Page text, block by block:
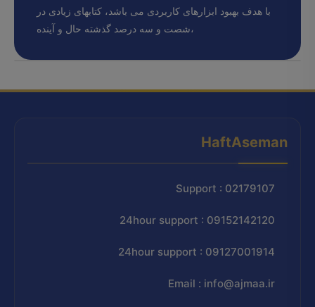
با هدف بهبود ابزارهای کاربردی می باشد، کتابهای زیادی در
شصت و سه درصد گذشته حال و آینده،
HaftAseman
Support : 02179107
24hour support : 09152142120
24hour support : 09127001914
Email : info@ajmaa.ir